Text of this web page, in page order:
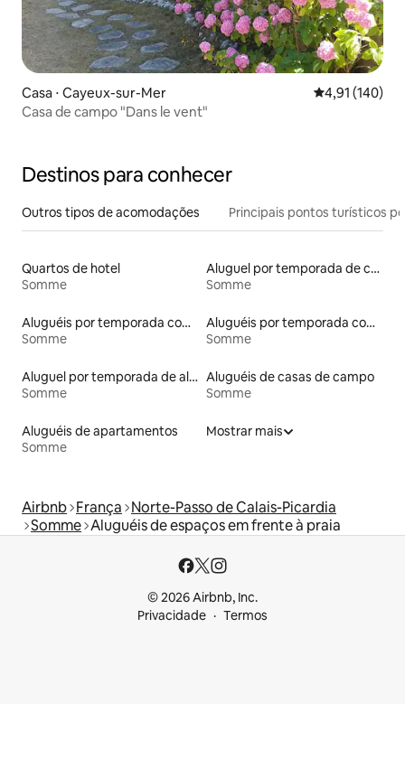
Casa ⋅ Cayeux-sur-Mer 4,91 de uma
4,91 (140)
Casa de campo "Dans le vent"
Destinos para conhecer
Outros tipos de acomodações Principais pontos turísticos
Quartos de hotel
Somme
Aluguel por temporada de casas de veraneio
Somme
Aluguéis por temporada com caiaque
Somme
Aluguéis por temporada com banheira de hidromassagem
Somme
Aluguel por temporada de alojamentos ecológicos
Somme
Aluguéis de casas de campo
Somme
Aluguéis de apartamentos
Somme
Mostrar mais
Airbnb França Norte-Passo de Calais-Picardia
Somme Aluguéis de espaços em frente à praia
© 2026 Airbnb, Inc.
Privacidade
Termos